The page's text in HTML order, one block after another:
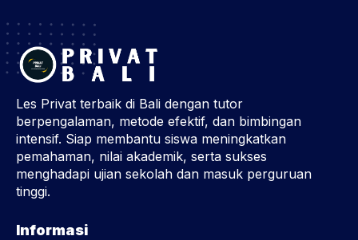
Les Privat terbaik di Bali dengan tutor
berpengalaman, metode efektif, dan bimbingan
intensif. Siap membantu siswa meningkatkan
pemahaman, nilai akademik, serta sukses
menghadapi ujian sekolah dan masuk perguruan
tinggi.
Informasi